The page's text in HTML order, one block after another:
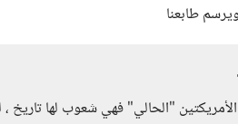
طابعنا
"الحالي" فهي شعوب لها